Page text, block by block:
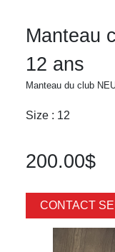
Manteau
12 ans
Manteau du club
Size : 12
200.00$
CONTACT